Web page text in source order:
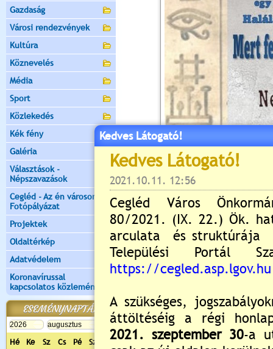
Gazdaság
Városi rendezvények
Kultúra
Köznevelés
Média
Sport
Közlekedés
Kék fény
Galéria
Választások -
Népszavazások
Cegléd - Az én városom -
Fotópályázat
Projektek
Oldaltérkép
Adatvédelem
Koronavírussal
kapcsolatos közlemények
ESEMÉNYNAPTÁR
Hé Ke Sz Cs Pé Sz
Va
Értékelés: /1
Még nincsenek hozzászólások
Kedves Látogató!